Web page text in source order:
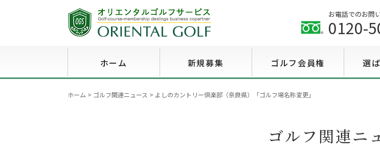
お電話でのお問
0120-
ホーム 新規募集 ゴルフ会員権
ゴルフ会員権相場情報
至急買い会員権情報
選
ホーム > ゴルフ関連ニュース > よしのカントリー倶楽部（奈良県）「ゴルフ場名称変更」
ゴルフ関連ニ